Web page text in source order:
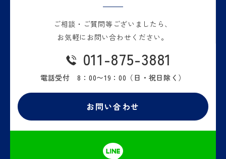
ご相談・ご質問等 ございましたら、
お気軽に お問い合わせください。
011-875-3881
電話受付 8：00〜19：00 （日・祝日除く）
お問い合わせ